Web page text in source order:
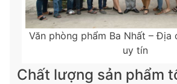
Văn phòng phẩm Ba Nhất – Địa
uy tín
Chất lượng sản phẩm